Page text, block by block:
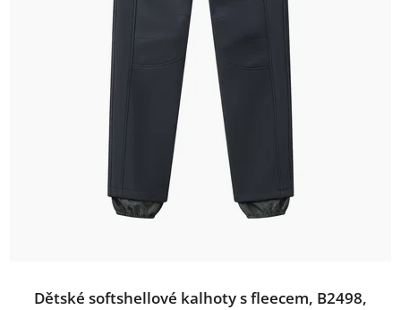
Dětské softshellové kalhoty s fleecem, B2498,